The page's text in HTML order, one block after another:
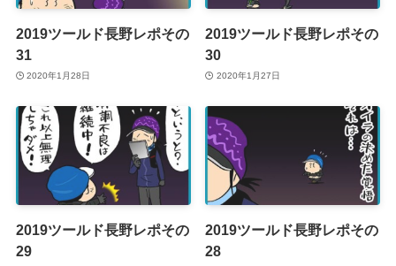
2019ツールド長野レポその
31
2020年1月28日
2019ツールド長野レポその
30
2020年1月27日
2019ツールド長野レポその
29
2019ツールド長野レポその
28